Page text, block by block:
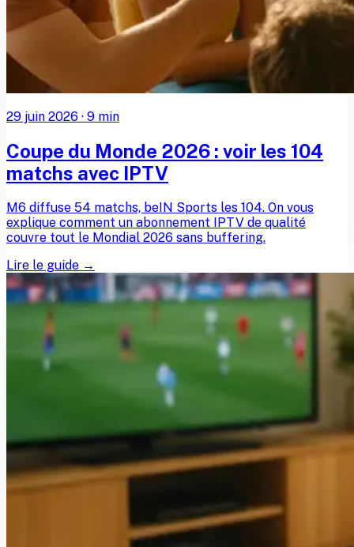
29 juin 2026 · 9 min
Coupe du Monde 2026 : voir les 104
matchs avec IPTV
M6 diffuse 54 matchs, beIN Sports les 104. On vous
explique comment un abonnement IPTV de qualité
couvre tout le Mondial 2026 sans buffering.
Lire le guide →